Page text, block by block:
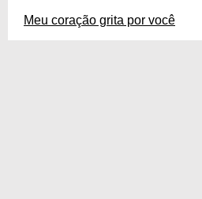
Meu coração grita por você